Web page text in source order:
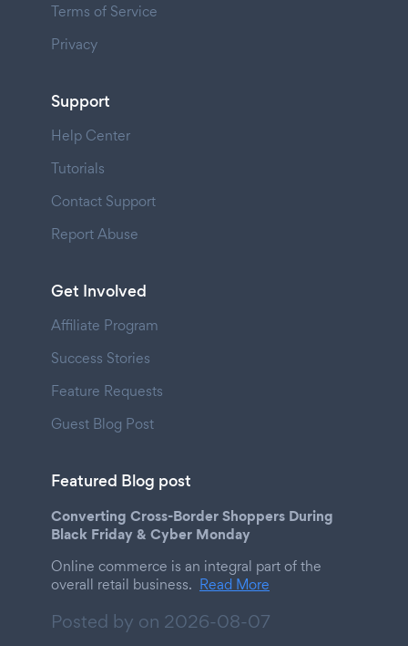
Terms of Service
Privacy
Support
Help Center
Tutorials
Contact Support
Report Abuse
Get Involved
Affiliate Program
Success Stories
Feature Requests
Guest Blog Post
Featured Blog post
Converting Cross-Border Shoppers During
Black Friday & Cyber Monday
Online commerce is an integral part of the
overall retail business. Read More
Posted by on 2026-08-07